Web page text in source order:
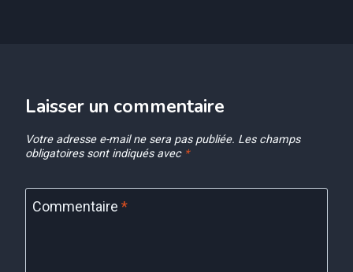
Laisser un commentaire
Votre adresse e-mail ne sera pas publiée. Les champs
obligatoires sont indiqués avec *
Commentaire *